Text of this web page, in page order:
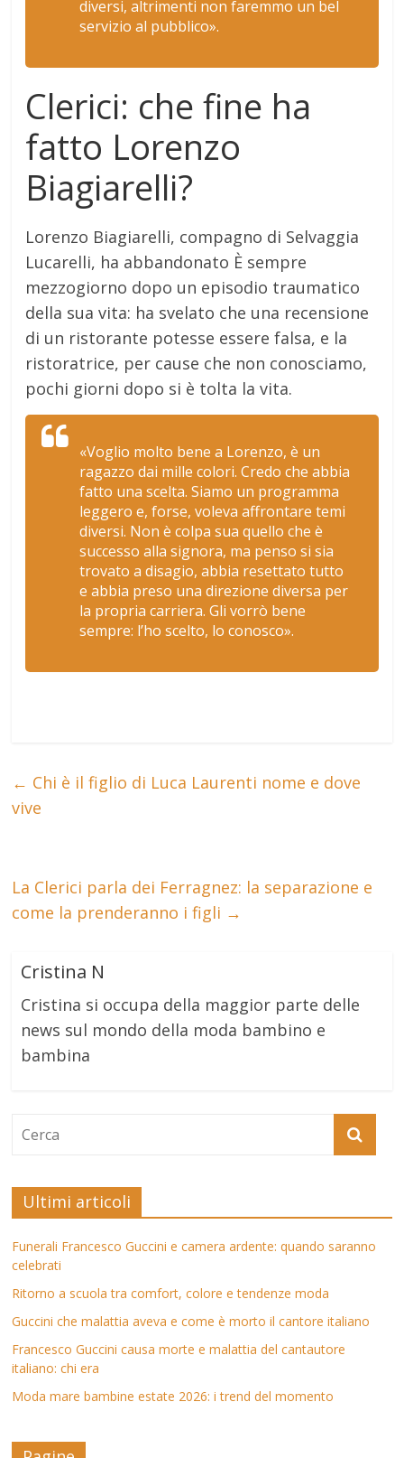
diversi, altrimenti non faremmo un bel
servizio al pubblico».
Clerici: che fine ha
fatto Lorenzo
Biagiarelli?
Lorenzo Biagiarelli, compagno di Selvaggia
Lucarelli, ha abbandonato È sempre
mezzogiorno dopo un episodio traumatico
della sua vita: ha svelato che una recensione
di un ristorante potesse essere falsa, e la
ristoratrice, per cause che non conosciamo,
pochi giorni dopo si è tolta la vita.
«Voglio molto bene a Lorenzo, è un
ragazzo dai mille colori. Credo che abbia
fatto una scelta. Siamo un programma
leggero e, forse, voleva affrontare temi
diversi. Non è colpa sua quello che è
successo alla signora, ma penso si sia
trovato a disagio, abbia resettato tutto
e abbia preso una direzione diversa per
la propria carriera. Gli vorrò bene
sempre: l’ho scelto, lo conosco».
← Chi è il figlio di Luca Laurenti nome e dove
vive
La Clerici parla dei Ferragnez: la separazione e
come la prenderanno i figli →
Cristina N
Cristina si occupa della maggior parte delle
news sul mondo della moda bambino e
bambina
Ultimi articoli
Funerali Francesco Guccini e camera ardente: quando saranno
celebrati
Ritorno a scuola tra comfort, colore e tendenze moda
Guccini che malattia aveva e come è morto il cantore italiano
Francesco Guccini causa morte e malattia del cantautore
italiano: chi era
Moda mare bambine estate 2026: i trend del momento